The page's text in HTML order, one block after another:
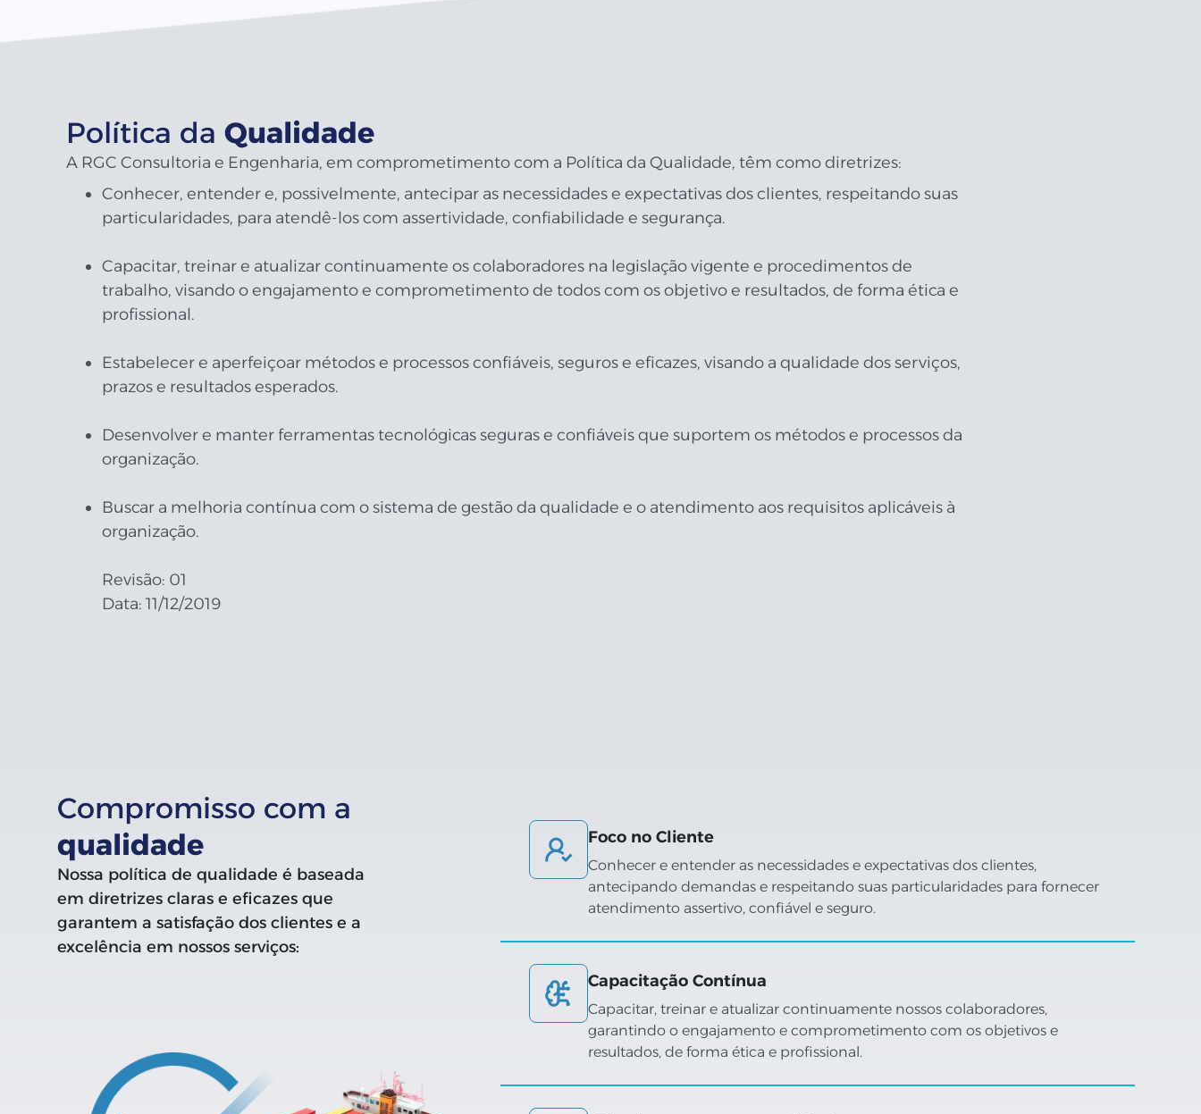
Política da Qualidade
A RGC Consultoria e Engenharia, em comprometimento com a Política da Qualidade, têm como diretrizes:
Conhecer, entender e, possivelmente, antecipar as necessidades e expectativas dos clientes, respeitando suas
particularidades, para atendê-los com assertividade, confiabilidade e segurança.
Capacitar, treinar e atualizar continuamente os colaboradores na legislação vigente e procedimentos de
trabalho, visando o engajamento e comprometimento de todos com os objetivo e resultados, de forma ética e
profissional.
Estabelecer e aperfeiçoar métodos e processos confiáveis, seguros e eficazes, visando a qualidade dos serviços,
prazos e resultados esperados.
Desenvolver e manter ferramentas tecnológicas seguras e confiáveis que suportem os métodos e processos da
organização.
Buscar a melhoria contínua com o sistema de gestão da qualidade e o atendimento aos requisitos aplicáveis à
organização.
Revisão: 01
Data: 11/12/2019
Foco no Cliente
Conhecer e entender as necessidades e expectativas dos clientes,
antecipando demandas e respeitando suas particularidades para fornecer
atendimento assertivo, confiável e seguro.
Capacitação Contínua
Capacitar, treinar e atualizar continuamente nossos colaboradores,
garantindo o engajamento e comprometimento com os objetivos e
resultados, de forma ética e profissional.
Compromisso com a
qualidade
Nossa política de qualidade é baseada
em diretrizes claras e eficazes que
garantem a satisfação dos clientes e a
excelência em nossos serviços: